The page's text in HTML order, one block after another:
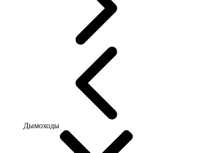
Дымоходы